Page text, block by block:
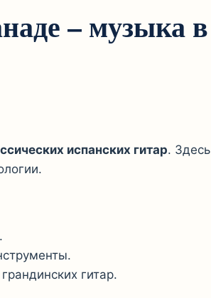
– музыка в
испанских гитар. Здесь
гитар.